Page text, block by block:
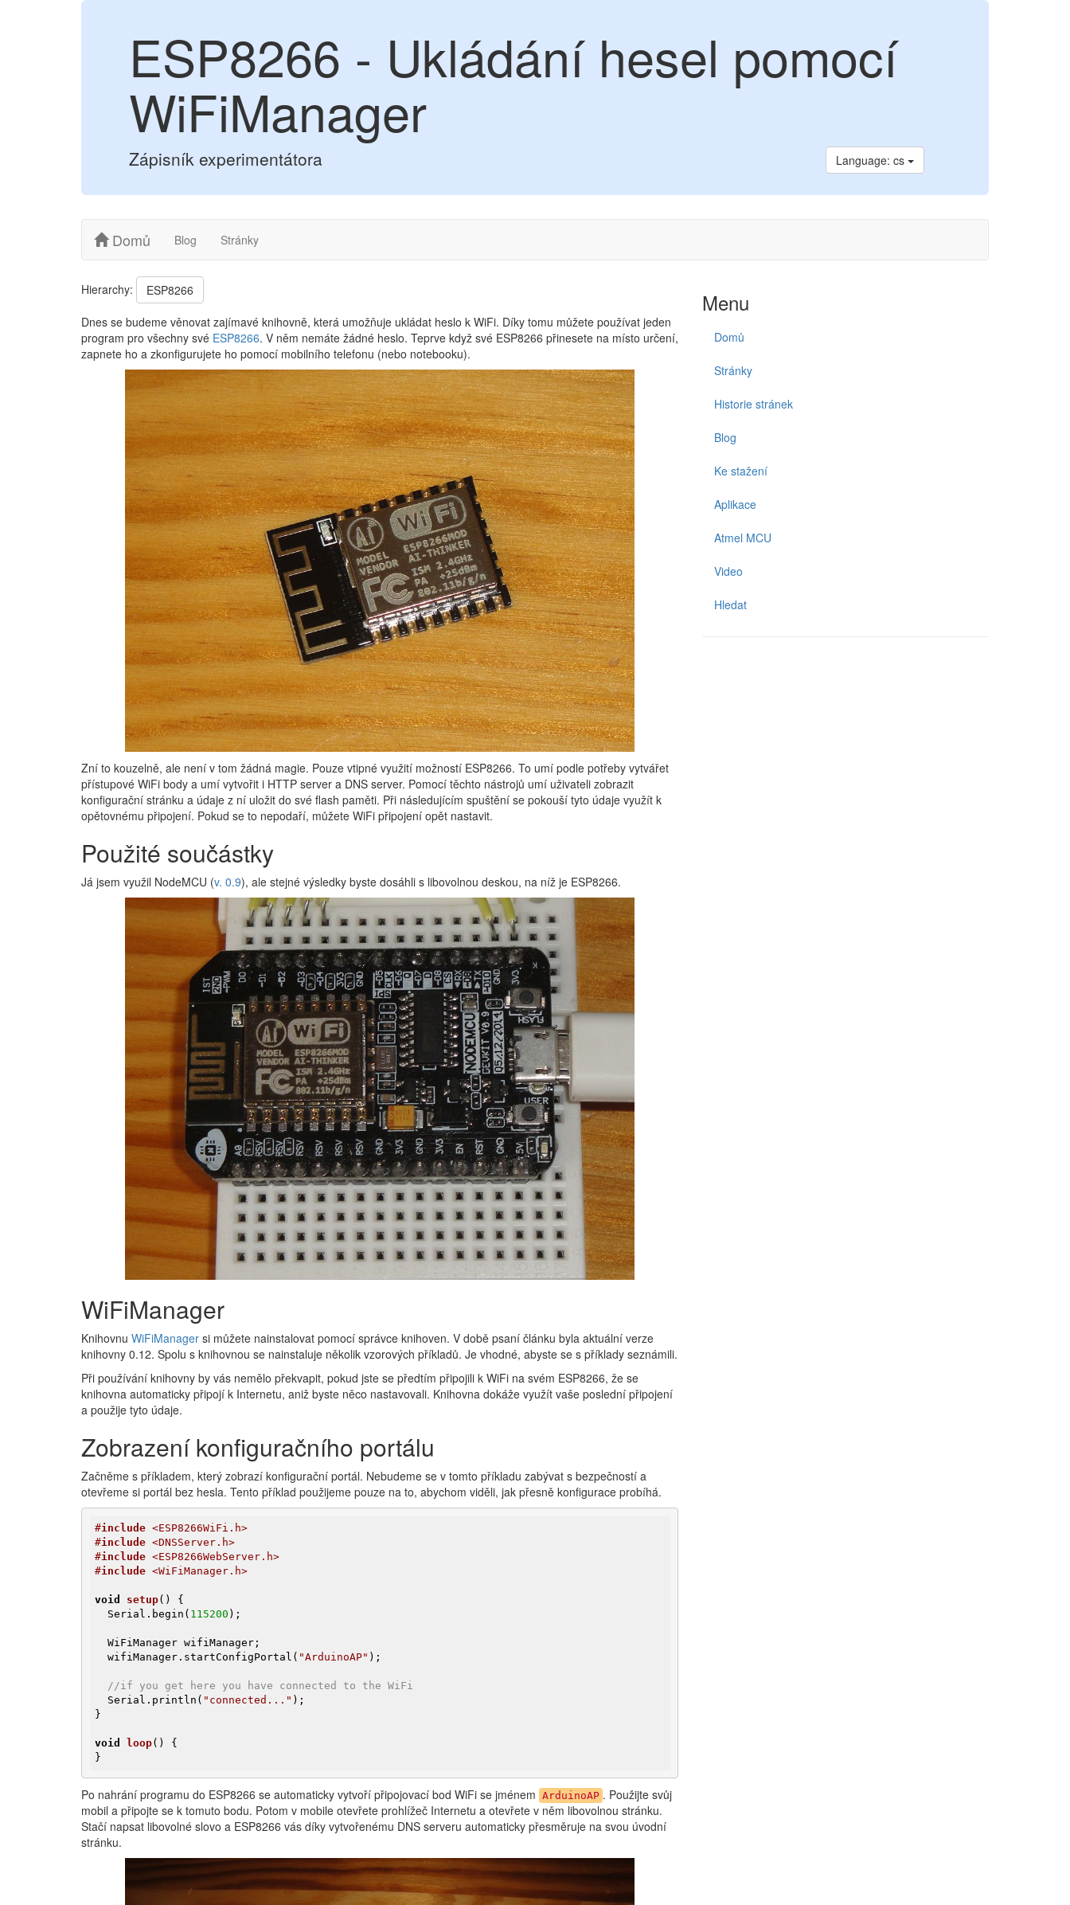
ESP8266 - Ukládání hesel pomocí
WiFiManager
Zápisník experimentátora Language: cs
Domů Blog Stránky
Hierarchy:
ESP8266
Dnes se budeme věnovat zajímavé knihovně, která umožňuje ukládat heslo k WiFi. Díky tomu můžete používat jeden
program pro všechny své​ ESP8266. V něm nemáte žádné heslo. Teprve když své ESP8266 přinesete na místo určení,
zapnete ho a zkonfigurujete ho pomocí mobilního telefonu (nebo notebooku).
Zní to kouzelně, ale není v tom žádná magie. Pouze vtipné využití možností ESP8266. To umí podle potřeby vytvářet
přístupové WiFi body a umí vytvořit i HTTP server a DNS server. Pomocí těchto nástrojů umí uživateli zobrazit
konfigurační stránku a údaje z ní uložit do své flash paměti. Při následujícím spuštění se pokouší tyto údaje využít k
opětovnému připojení. Pokud se to nepodaří, můžete WiFi připojení opět nastavit.
Použité součástky
Já jsem využil NodeMCU (v. 0.9), ale stejné výsledky byste dosáhli s libovolnou deskou, na níž je ESP8266.
WiFiManager
Knihovnu​ WiFiManager si můžete nainstalovat pomocí správce knihoven. V době psaní článku byla aktuální verze
knihovny 0.12. Spolu s knihovnou se nainstaluje několik vzorových příkladů. Je vhodné, abyste se s příklady seznámili.
Při používání knihovny by vás nemělo překvapit, pokud jste se předtím připojili k WiFi na svém ESP8266, že se
knihovna automaticky připojí k Internetu, aniž byste něco nastavovali. Knihovna dokáže využít vaše poslední připojení
a použije tyto údaje.
Zobrazení konfiguračního portálu
Začněme s příkladem, který zobrazí konfigurační portál. Nebudeme se v tomto příkladu zabývat s bezpečností a
otevřeme si portál bez hesla. Tento příklad použijeme pouze na to, abychom viděli, jak přesně konfigurace probíhá.
#include <ESP8266WiFi.h>
#include <DNSServer.h>
#include <ESP8266WebServer.h>
#include <WiFiManager.h>
void setup()
{
  Serial.begin(
115200 );
  wifiManager.startConfigPortal(
"ArduinoAP" );
//if you get here you have connected to the WiFi
  Serial.println(
"connected..." );
}
void loop()
{
}
Po nahrání programu do ESP8266 se automaticky vytvoří připojovací bod WiFi se jménem ArduinoAP . Použijte svůj
mobil a připojte se k tomuto bodu. Potom v mobile otevřete prohlížeč Internetu a otevřete v něm libovolnou stránku.
Stačí napsat libovolné slovo a ESP8266 vás díky vytvořenému DNS serveru automaticky přesměruje na svou úvodní
stránku.
Menu
Domů
Stránky
Historie stránek
Blog
Ke stažení
Aplikace
Atmel MCU
Video
Hledat